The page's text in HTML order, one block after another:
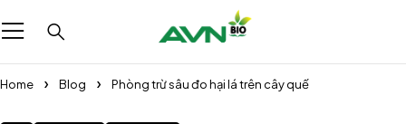
Home Blog Phòng trừ sâu đo hại lá trên cây quế